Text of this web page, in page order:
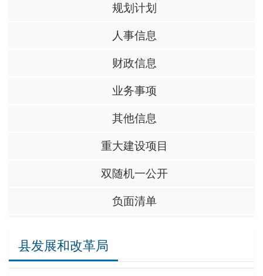
规划计划
人事信息
财政信息
业务事项
其他信息
重大建设项目
双随机一公开
负面清单
县发展和改革局